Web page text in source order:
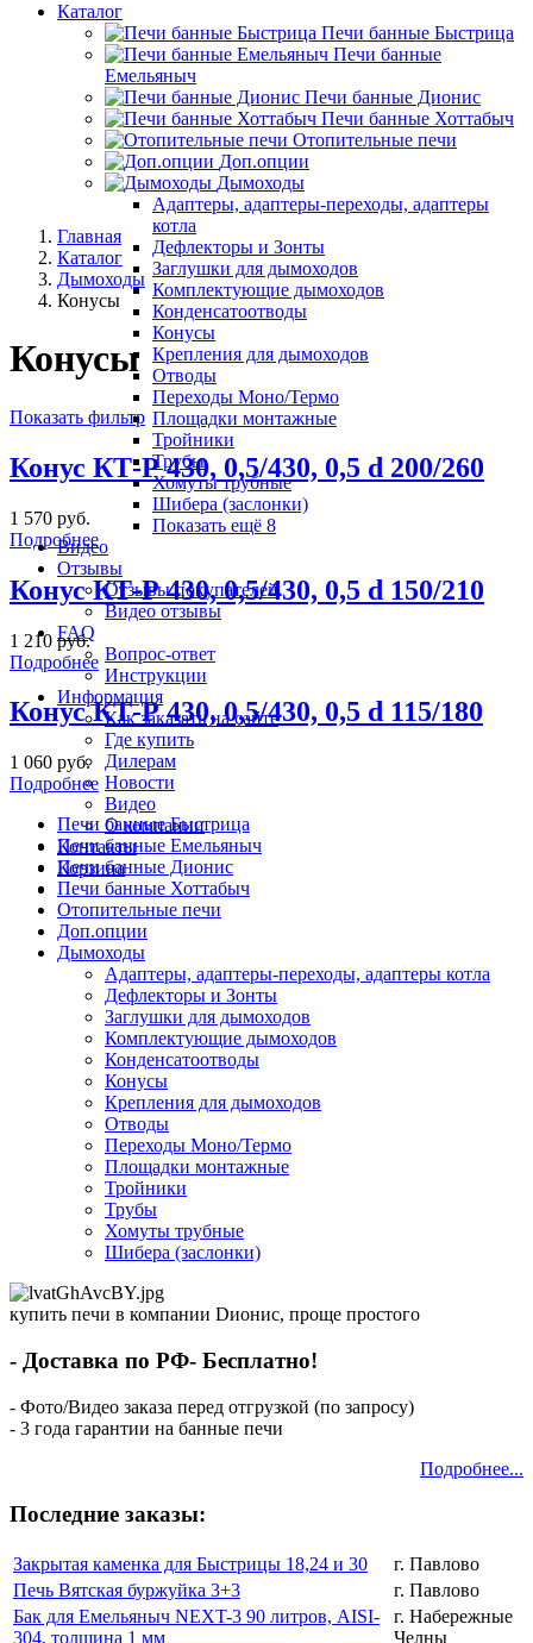
Каталог
Печи банные Быстрица
Печи банные
Емельяныч
Печи банные Дионис
Печи банные Хоттабыч
Отопительные печи
Доп.опции
Дымоходы
Адаптеры, адаптеры-переходы, адаптеры
котла
Дефлекторы и Зонты
Заглушки для дымоходов
Комплектующие дымоходов
Конденсатоотводы
Конусы
Крепления для дымоходов
Отводы
Переходы Моно/Термо
Площадки монтажные
Тройники
Трубы
Хомуты трубные
Шибера (заслонки)
Показать ещё 8
Видео
Отзывы
Отзывы покупателей
Видео отзывы
FAQ
Вопрос-ответ
Инструкции
Информация
Как заказать на сайте
Где купить
Дилерам
Новости
Видео
О компании
Контакты
Корзина
Главная
Каталог
Дымоходы
Конусы
Конусы
Показать фильтр
Конус КТ-Р 430, 0,5/430, 0,5 d 200/260
1 570 руб.
Подробнее
Конус КТ-Р 430, 0,5/430, 0,5 d 150/210
1 210 руб.
Подробнее
Конус КТ-Р 430, 0,5/430, 0,5 d 115/180
1 060 руб.
Подробнее
Печи банные Быстрица
Печи банные Емельяныч
Печи банные Дионис
Печи банные Хоттабыч
Отопительные печи
Доп.опции
Дымоходы
Адаптеры, адаптеры-переходы, адаптеры котла
Дефлекторы и Зонты
Заглушки для дымоходов
Комплектующие дымоходов
Конденсатоотводы
Конусы
Крепления для дымоходов
Отводы
Переходы Моно/Термо
Площадки монтажные
Тройники
Трубы
Хомуты трубные
Шибера (заслонки)
купить печи в компании Dионис, проще простого
- Доставка по РФ- Бесплатно!
- Фото/Видео заказа перед отгрузкой (по запросу)
- 3 года гарантии на банные печи
Подробнее...
Последние заказы:
Закрытая каменка для Быстрицы 18,24 и 30
г. Павлово
Печь Вятская буржуйка 3+3
г. Павлово
Бак для Емельяныч NEXT-3 90 литров, AISI-
304, толщина 1 мм
г. Набережные
Челны